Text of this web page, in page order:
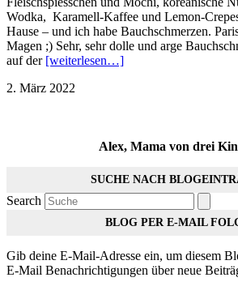
Wodka, Karamell-Kaffee und Lemon-
Hause – und ich habe Bauchschmerzen.
Magen ;) Sehr, sehr dolle und arge
auf der [weiterlesen…]
2. März 2022
Alex, Mama von drei
SUCHE NACH
Search
BLOG PER E-MAIL
Gib deine E-Mail-Adresse ein, um diesem
E-Mail Benachrichtigungen über neue